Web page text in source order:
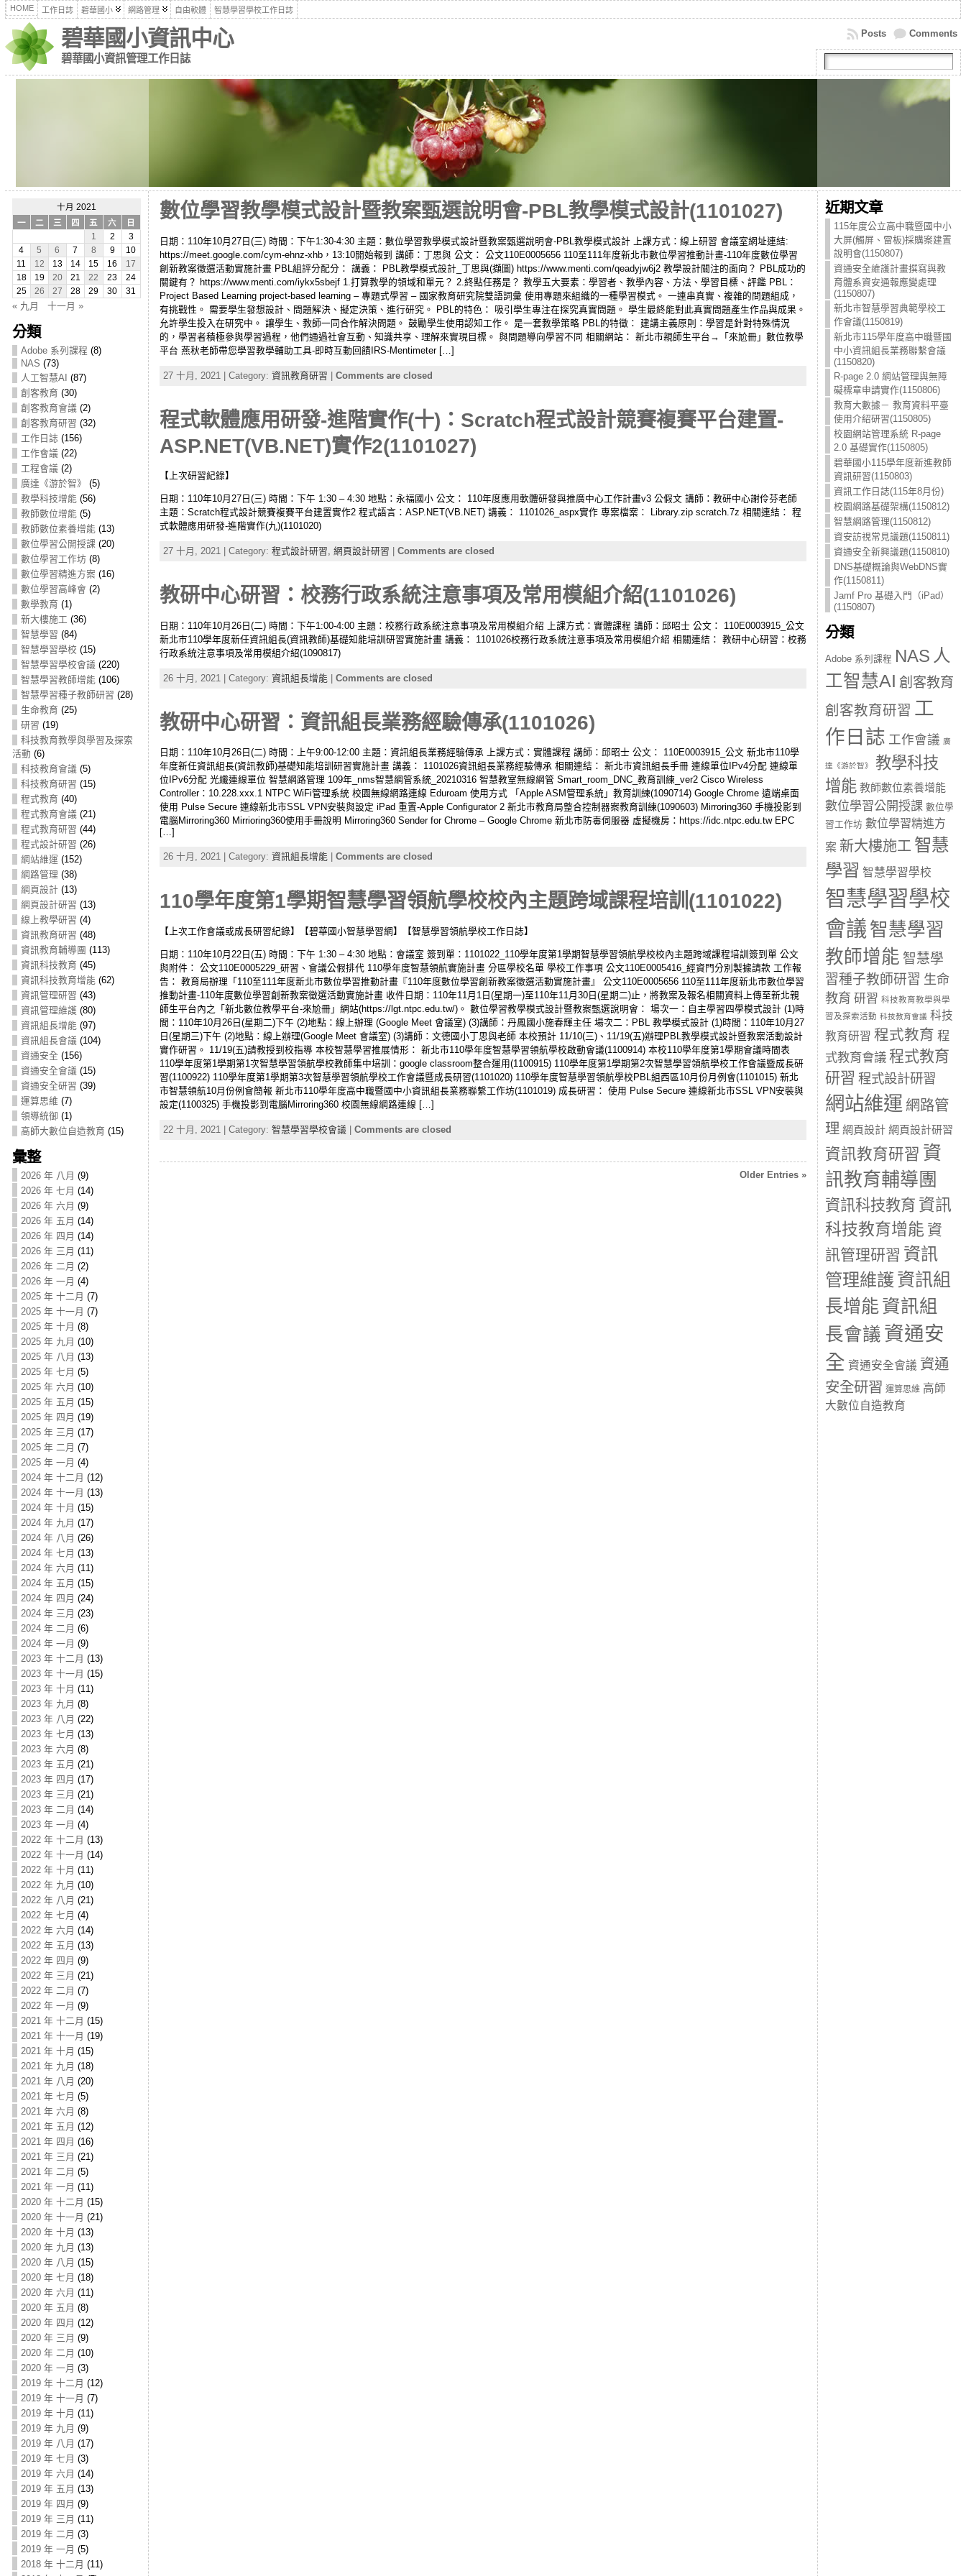
HOME 工作日誌 碧華國小 網路管理 自由軟體 智慧學習學校工作日誌
碧華國小資訊中心
碧華國小資訊管理工作日誌
Comments
Posts
十月 2021
一
二 三 四 五 六
日
1
2
3
4
5 6 7 8 9
10
11
12 13 14 15 16
17
18
19 20 21 22 23
24
25
26 27 28 29 30 31
« 九月 十一月 »
分類
Adobe 系列課程 (8)
NAS (73)
人工智慧AI (87)
創客教育 (30)
創客教育會議 (2)
創客教育研習 (32)
工作日誌 (156)
工作會議 (22)
工程會議 (2)
廣達《游於智》
(5)
教學科技增能(56)
教師數位增能(5)
教師數位素養增能(13)
數位學習公開授課 (20)
數位學習工作坊(8)
數位學習精進方案 (16)
數位學習高峰會 (2)
數學教育 (1)
新大樓施工 (36)
智慧學習 (84)
智慧學習學校 (15)
智慧學習學校會議 (220)
智慧學習教師增能(106)
智慧學習種子教師研習 (28)
生命教育 (25)
研習 (19)
科技教育教學與學習及探索
活動 (6)
科技教育會議 (5)
科技教育研習 (15)
程式教育 (40)
程式教育會議 (21)
程式教育研習 (44)
程式設計研習 (26)
網站維運 (152)
網路管理 (38)
網頁設計(13)
網頁設計研習 (13)
線上教學研習 (4)
資訊教育研習 (48)
資訊教育輔導團 (113)
資訊科技教育 (45)
資訊科技教育增能(62)
資訊管理研習 (43)
資訊管理維護(80)
資訊組長增能(97)
資訊組長會議 (104)
資通安全 (156)
資通安全會議 (15)
資通安全研習 (39)
運算思維 (7)
領導統御 (1)
高師大數位自造教育 (15)
彙整
2026 年 八月 (9)
2026 年 七月 (14)
2026 年 六月 (9)
2026 年 五月 (14)
2026 年 四月 (14)
2026 年 三月 (11)
2026 年 二月 (2)
2026 年 一月 (4)
2025 年 十二月 (7)
2025 年 十一月 (7)
2025 年 十月 (8)
2025 年 九月 (10)
2025 年 八月 (13)
2025 年 七月 (5)
2025 年 六月 (10)
2025 年 五月 (15)
2025 年 四月 (19)
2025 年 三月 (17)
2025 年 二月 (7)
2025 年 一月 (4)
2024 年 十二月 (12)
2024 年 十一月 (13)
2024 年 十月 (15)
2024 年 九月 (17)
2024 年 八月 (26)
2024 年 七月 (13)
2024 年 六月 (11)
2024 年 五月 (15)
2024 年 四月 (24)
2024 年 三月 (23)
2024 年 二月 (6)
2024 年 一月 (9)
2023 年 十二月 (13)
2023 年 十一月 (15)
2023 年 十月 (11)
2023 年 九月 (8)
2023 年 八月 (22)
2023 年 七月 (13)
2023 年 六月 (8)
2023 年 五月 (21)
2023 年 四月 (17)
2023 年 三月 (21)
2023 年 二月 (14)
2023 年 一月 (4)
2022 年 十二月 (13)
2022 年 十一月 (14)
2022 年 十月 (11)
2022 年 九月 (10)
2022 年 八月 (21)
2022 年 七月 (4)
2022 年 六月 (14)
2022 年 五月 (13)
2022 年 四月 (9)
2022 年 三月 (21)
2022 年 二月 (7)
2022 年 一月 (9)
2021 年 十二月 (15)
2021 年 十一月 (19)
2021 年 十月 (15)
2021 年 九月 (18)
2021 年 八月 (20)
2021 年 七月 (5)
2021 年 六月 (8)
2021 年 五月 (12)
2021 年 四月 (16)
2021 年 三月 (21)
2021 年 二月 (5)
2021 年 一月 (11)
2020 年 十二月 (15)
2020 年 十一月 (21)
2020 年 十月 (13)
2020 年 九月 (13)
2020 年 八月 (15)
2020 年 七月 (18)
2020 年 六月 (11)
2020 年 五月 (8)
2020 年 四月 (12)
2020 年 三月 (9)
2020 年 二月 (10)
2020 年 一月 (3)
2019 年 十二月 (12)
2019 年 十一月 (7)
2019 年 十月 (11)
2019 年 九月 (9)
2019 年 八月 (17)
2019 年 七月 (3)
2019 年 六月 (14)
2019 年 五月 (13)
2019 年 四月 (9)
2019 年 三月 (11)
2019 年 二月 (3)
2019 年 一月 (5)
2018 年 十二月 (11)
數位學習教學模式設計暨教案甄選說明會-PBL教學模式設計(1101027)
日期：110年10月27日(三) 時間：下午1:30-4:30 主題：數位學習教學模式設計暨教案甄選說明會-PBL教學模式設計 上課方式：線上研習 會議室網址連結:
https://meet.google.com/cym-ehnz-xhb，13:10開始報到 講師：丁思與 公文： 公文110E0005656 110至111年度新北市數位學習推動計畫-110年度數位學習
創新教案徵選活動實施計畫 PBL組評分配分： 講義： PBL教學模式設計_丁思與(擷圖) https://www.menti.com/qeadyjw6j2 教學設計關注的面向？ PBL成功的
關鍵有？ https://www.menti.com/iykx5sbejf 1.打算教學的領域和單元？ 2.終點任務是？ 教學五大要素：學習者、教學內容、方法、學習目標、評鑑 PBL：
Project Based Learning project-based learning – 專題式學習 – 國家教育研究院雙語詞彙 使用專題來組織的一種學習模式。 一連串真實、複雜的問題組成，
有挑戰性。 需要學生發想設計、問題解決、擬定決策、進行研究。 PBL的特色： 吸引學生專注在探究真實問題。 學生最終能對此真實問題產生作品與成果。
允許學生投入在研究中。 讓學生、教師一同合作解決問題。 鼓勵學生使用認知工作。 是一套教學策略 PBL的特徵： 建講主義原則：學習是針對特殊情況
的，學習者積極參與學習過程，他們通過社會互動、知識共享、理解來實現目標。 與問題導向學習不同 相關網站： 新北市親師生平台→「來尬冊」數位教學
平台 燕秋老師帶您學習教學輔助工具-即時互動回饋IRS-Mentimeter […]
27 十月, 2021 | Category: 資訊教育研習 | Comments are closed
程式軟體應用研發-進階實作(十)：Scratch程式設計競賽複賽平台建置-
ASP.NET(VB.NET)實作2(1101027)
【上次研習紀錄】
日期：110年10月27日(三) 時間：下午 1:30 – 4:30 地點：永福國小 公文： 110年度應用軟體研發與推廣中心工作計畫v3 公假文 講師：教研中心謝伶芬老師
主題：Scratch程式設計競賽複賽平台建置實作2 程式語言：ASP.NET(VB.NET) 講義： 1101026_aspx實作 專案檔案： Library.zip scratch.7z 相關連結： 程
式軟體應用研發-進階實作(九)(1101020)
27 十月, 2021 | Category: 程式設計研習, 網頁設計研習 Comments are closed
教研中心研習：校務行政系統注意事項及常用模組介紹(1101026)
日期：110年10月26日(二) 時間：下午1:00-4:00 主題：校務行政系統注意事項及常用模組介紹 上課方式：實體課程 講師：邱昭士 公文： 110E0003915_公文
新北市110學年度新任資訊組長(資訊教師)基礎知能培訓研習實施計畫 講義： 1101026校務行政系統注意事項及常用模組介紹 相關連結： 教研中心研習：校務
行政系統注意事項及常用模組介紹(1090817)
26 十月, 2021 | Category: 資訊組長增能 | Comments are closed
教研中心研習：資訊組長業務經驗傳承(1101026)
日期：110年10月26日(二) 時間：上午9:00-12:00 主題：資訊組長業務經驗傳承 上課方式：實體課程 講師：邱昭士 公文： 110E0003915_公文 新北市110學
年度新任資訊組長(資訊教師)基礎知能培訓研習實施計畫 講義： 1101026資訊組長業務經驗傳承 相關連結： 新北市資訊組長手冊 連線單位IPv4分配 連線單
位IPv6分配 光纖連線單位 智慧網路管理 109年_nms智慧網管系統_20210316 智慧教室無線網管 Smart_room_DNC_教育訓練_ver2 Cisco Wireless
Controller：10.228.xxx.1 NTPC WiFi管理系統 校園無線網路連線 Eduroam 使用方式 「Apple ASM管理系統」教育訓練(1090714) Google Chrome 遠端桌面
使用 Pulse Secure 連線新北市SSL VPN安裝與設定 iPad 重置-Apple Configurator 2 新北市教育局整合控制器案教育訓練(1090603) Mirroring360 手機投影到
電腦Mirroring360 Mirrioring360使用手冊說明 Mirroring360 Sender for Chrome – Google Chrome 新北市防毒伺服器 虛擬機房：https://idc.ntpc.edu.tw EPC
[…]
26 十月, 2021 | Category: 資訊組長增能| Comments are closed
110學年度第1學期智慧學習領航學校校內主題跨域課程培訓(1101022)
【上次工作會議或成長研習紀錄】【碧華國小智慧學習網】【智慧學習領航學校工作日誌】
日期：110年10月22日(五) 時間：下午 1:30 – 4:30 地點：會議室 簽到單：1101022_110學年度第1學期智慧學習領航學校校內主題跨域課程培訓簽到單 公文
與附件： 公文110E0005229_研習、會議公假排代 110學年度智慧領航實施計畫 分區學校名單 學校工作事項 公文110E0005416_經資門分別製據請款 工作報
告： 教育局辦理「110至111年度新北市數位學習推動計畫『110年度數位學習創新教案徵選活動實施計畫』 公文110E0005656 110至111年度新北市數位學習
推動計畫-110年度數位學習創新教案徵選活動實施計畫 收件日期：110年11月1日(星期一)至110年11月30日(星期二)止，將教案及報名相關資料上傳至新北親
師生平台內之「新北數位教學平台-來尬冊」網站(https://lgt.ntpc.edu.tw/)。 數位學習教學模式設計暨教案甄選說明會： 場次一：自主學習四學模式設計 (1)時
間：110年10月26日(星期二)下午 (2)地點：線上辦理 (Google Meet 會議室) (3)講師：丹鳳國小施春輝主任 場次二：PBL 教學模式設計 (1)時間：110年10月27
日(星期三)下午 (2)地點：線上辦理(Google Meet 會議室) (3)講師：文德國小丁思與老師 本校預計 11/10(三)、11/19(五)辦理PBL教學模式設計暨教案活動設計
實作研習。 11/19(五)請教授到校指導 本校智慧學習推展情形： 新北市110學年度智慧學習領航學校啟動會議(1100914) 本校110學年度第1學期會議時間表
110學年度第1學期第1次智慧學習領航學校教師集中培訓：google classroom整合運用(1100915) 110學年度第1學期第2次智慧學習領航學校工作會議暨成長研
習(1100922) 110學年度第1學期第3次智慧學習領航學校工作會議暨成長研習(1101020) 110學年度智慧學習領航學校PBL組西區10月份月例會(1101015) 新北
市智慧領航10月份例會簡報 新北市110學年度高中職暨國中小資訊組長業務聯繫工作坊(1101019) 成長研習： 使用 Pulse Secure 連線新北市SSL VPN安裝與
設定(1100325) 手機投影到電腦Mirroring360 校園無線網路連線 […]
22 十月, 2021 | Category: 智慧學習學校會議| Comments are closed
Older Entries »
近期文章
115年度公立高中職暨國中小
大屏(觸屏、雷板)採購案建置
說明會(1150807)
資通安全維護計畫撰寫與教
育體系資安通報應變處理
(1150807)
新北市智慧學習典範學校工
作會議(1150819)
新北市115學年度高中職暨國
中小資訊組長業務聯繫會議
(1150820)
R-page 2.0 網站管理與無障
礙標章申請實作(1150806)
教育大數據－ 教育資料平臺
使用介紹研習(1150805)
校園網站管理系統 R-page
2.0 基礎實作(1150805)
碧華國小115學年度新進教師
資訊研習(1150803)
資訊工作日誌(115年8月份)
校園網路基礎架構(1150812)
智慧網路管理(1150812)
資安訪視常見議題(1150811)
資通安全新興議題(1150810)
DNS基礎概論與WebDNS實
作(1150811)
Jamf Pro 基礎入門（iPad）
(1150807)
分類
Adobe 系列課程 NAS 人
工智慧AI 創客教育
創客教育研習 工
作日誌 工作會議 廣
達《游於智》
教學科技
增能 教師數位素養增能
數位學習公開授課 數位學
習工作坊 數位學習精進方
案 新大樓施工 智慧
學習 智慧學習學校
智慧學習學校
會議 智慧學習
教師增能 智慧學
習種子教師研習 生命
教育 研習 科技教育教學與學
習及探索活動 科技教育會議 科技
教育研習 程式教育 程
式教育會議 程式教育
研習 程式設計研習
網站維運 網路管
理 網頁設計 網頁設計研習
資訊教育研習 資
訊教育輔導團
資訊科技教育 資訊
科技教育增能 資
訊管理研習 資訊
管理維護 資訊組
長增能資訊組
長會議 資通安
全 資通安全會議 資通
安全研習 運算思維 高師
大數位自造教育